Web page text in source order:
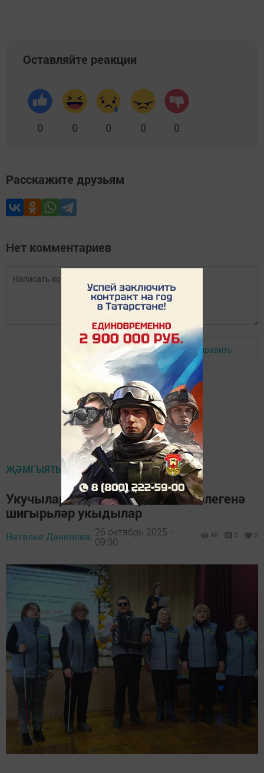
Оставляйте реакции
0 0 0 0 0
Расскажите друзьям
Нет комментариев
Авторизоваться Отправить
ҖӘМГЫЯТЬ
Укучылар Рифкать Гардиев истәлегенә
шигырьләр укыдылар
Наталья Данилова, 26 октябрь 2025 -
09:00
98 0 0